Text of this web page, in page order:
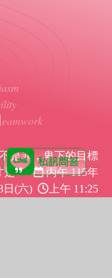
eamwork
是罪，卑下的目標
是
丙午 115年
日(六)
上午 11:25